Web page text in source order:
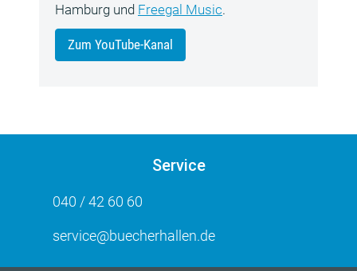
Hamburg und Freegal Music.
Zum YouTube-Kanal
Service
040 / 42 60 60
service@buecherhallen.de